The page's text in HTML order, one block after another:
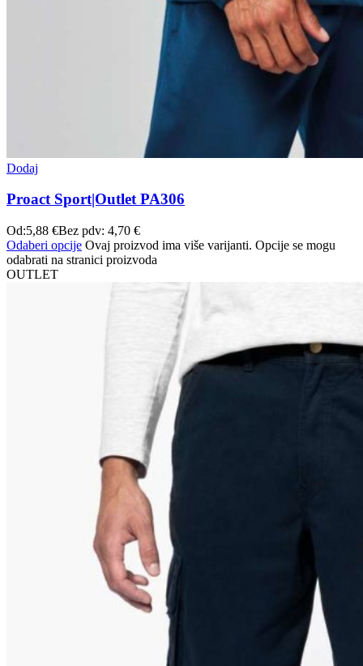
Dodaj
Proact Sport|Outlet PA306
Od:5,88 €Bez pdv: 4,70 €
Odaberi opcije Ovaj proizvod ima više varijanti. Opcije se mogu
odabrati na stranici proizvoda
OUTLET